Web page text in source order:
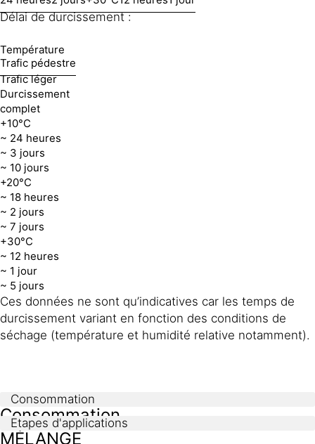
Délai de durcissement :
Température
Trafic pédestre
Trafic léger
Durcissement
complet
+10°C
~ 24 heures
~ 3 jours
~ 10 jours
+20°C
~ 18 heures
~ 2 jours
~ 7 jours
+30°C
~ 12 heures
~ 1 jour
~ 5 jours
Ces données ne sont qu’indicatives car les temps de
durcissement variant en fonction des conditions de
séchage (température et humidité relative notamment).
Consommation
Consommation
Etapes d'applications
MÉLANGE